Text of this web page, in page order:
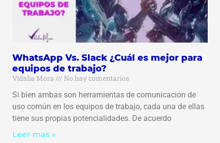
WhatsApp Vs. Slack ¿Cuál es mejor para
equipos de trabajo?
Vidalia Mora
No hay comentarios
Si bien ambas son herramientas de comunicación de
uso común en los equipos de trabajo, cada una de ellas
tiene sus propias potencialidades. De acuerdo
Leer mas »